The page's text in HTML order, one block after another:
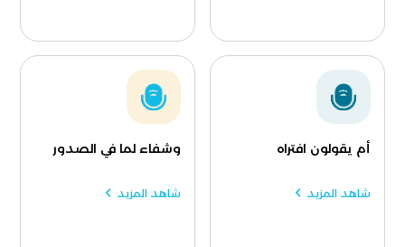
أم يقولون افتراه
شاهد المزيد
وشفاء لما في الصدور
شاهد المزيد